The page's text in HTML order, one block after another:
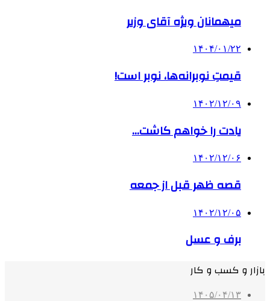
میهمانان ویژه آقای وزیر
۱۴۰۴/۰۱/۲۲
قیمتِ نوبرانه‌ها، نوبر است!
۱۴۰۲/۱۲/۰۹
یادت را خواهم کاشت…
۱۴۰۲/۱۲/۰۶
قصه ظهر قبل از جمعه
۱۴۰۲/۱۲/۰۵
برف و عسل
بازار و کسب و کار
۱۴۰۵/۰۴/۱۳